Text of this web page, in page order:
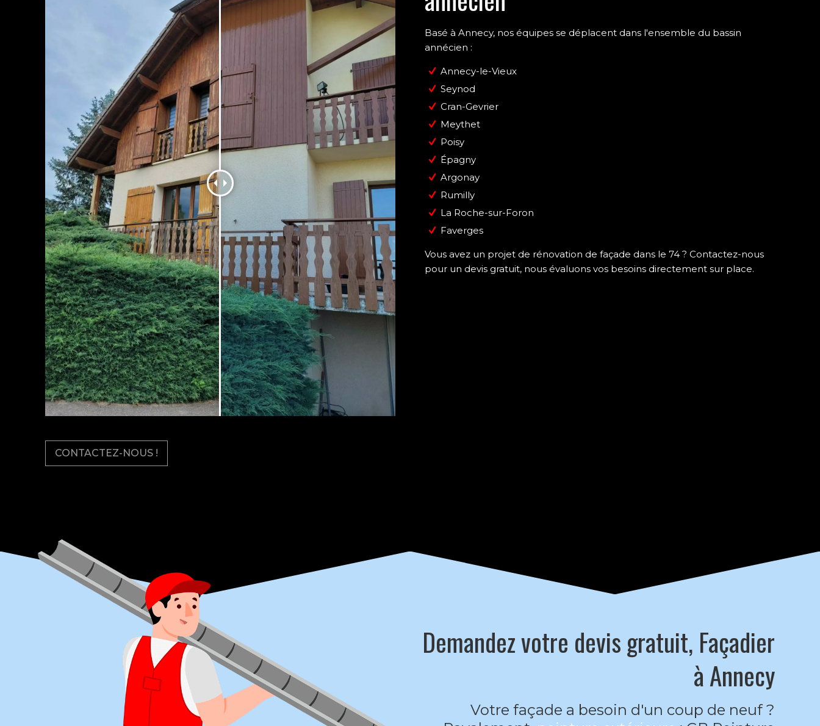
CONTACTEZ-NOUS !
Basé àAnnecy, nos équipes se déplacent dans l'ensemble du bassin
annécien :
Annecy-le-Vieux
Seynod
Cran-Gevrier
Meythet
Poisy
Épagny
Argonay
Rumilly
La Roche-sur-Foron
Faverges
Vous avez un projet de rénovation de façade dans le 74 ? Contactez-nous
pour un devis gratuit, nous évaluons vos besoins directement sur place.
Demandez votre devis gratuit, Façadier
à Annecy
Votre façade a besoin d'un coup de neuf ?